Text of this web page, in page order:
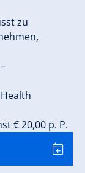
zu
€ 20,00 p. P.